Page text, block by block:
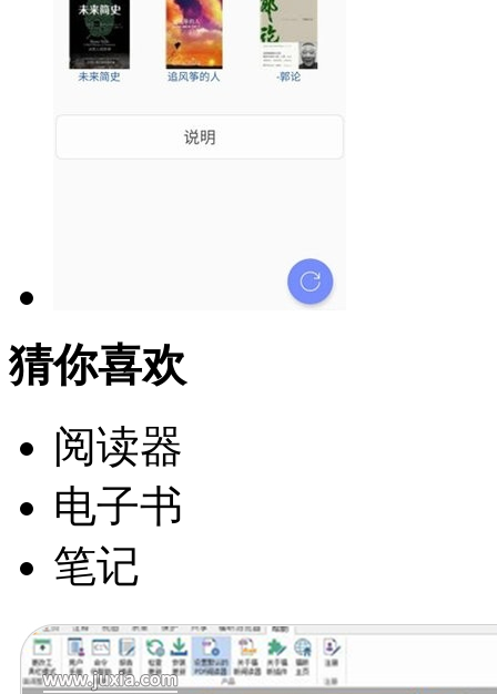
猜你喜欢
阅读器
电子书
笔记